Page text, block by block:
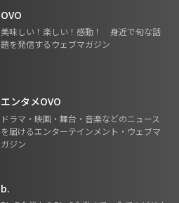
OVO
美味しい！楽しい！感動！ 身近で旬な話
題を発信するウェブマガジン
エンタメOVO
ドラマ・映画・舞台・音楽などのニュース
を届けるエンターテインメント・ウェブマ
ガジン
b.